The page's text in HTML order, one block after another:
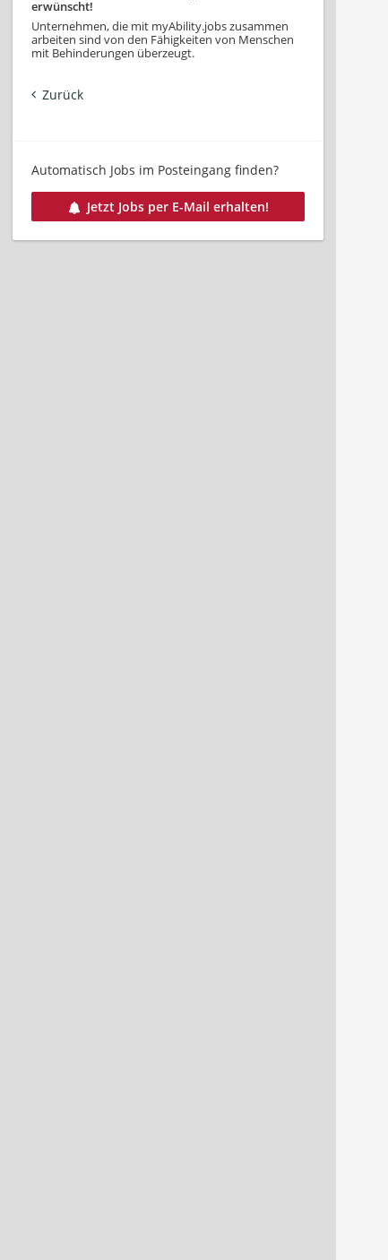
erwünscht!
Unternehmen, die mit myAbility.jobs zusammen
arbeiten sind von den Fähigkeiten von Menschen
mit Behinderungen überzeugt.
Zurück
Automatisch Jobs im Posteingang finden?
Jetzt Jobs per E-Mail erhalten!